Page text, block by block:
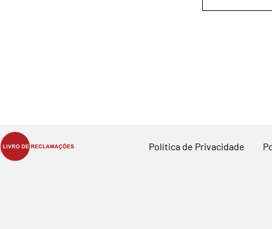
Política de Privacidade